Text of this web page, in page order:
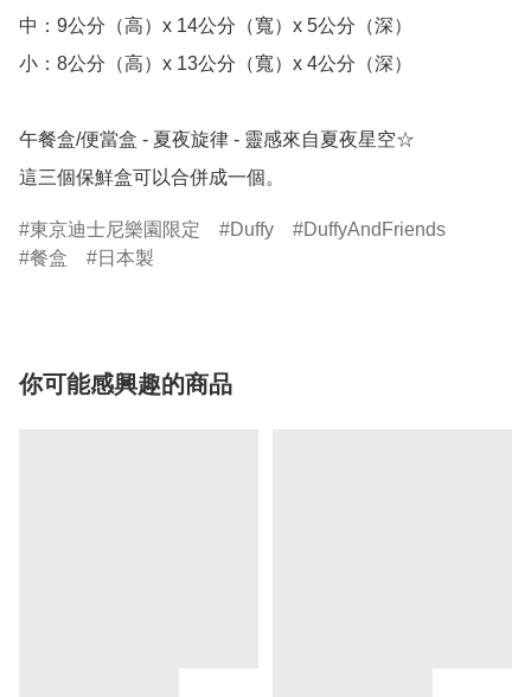
中：9公分（高）x 14公分（寬）x 5公分（深）
小：8公分（高）x 13公分（寬）x 4公分（深）
午餐盒/便當盒 - 夏夜旋律 - 靈感來自夏夜星空☆
這三個保鮮盒可以合併成一個。
東京迪士尼樂園限定 Duffy
DuffyAndFriends
餐盒
日本製
你可能感興趣的商品